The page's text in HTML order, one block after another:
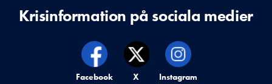
Krisinformation på sociala medier
Krisinformation på,
Facebook Krisinformation på,
X Krisinformation på,
Instagram